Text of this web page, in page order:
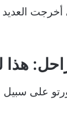
أخرجت
هذا
على سبيل